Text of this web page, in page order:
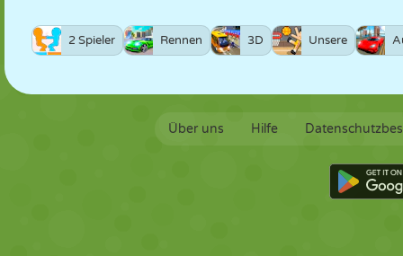
2 Spieler Rennen 3D Unsere
Über uns Hilfe